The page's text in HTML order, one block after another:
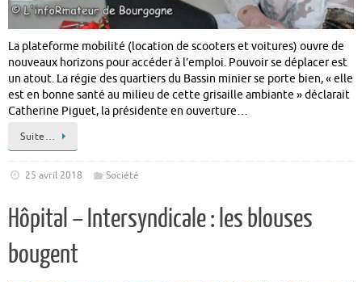
La plateforme mobilité (location de scooters et voitures) ouvre de
nouveaux horizons pour accéder à l’emploi. Pouvoir se déplacer est
un atout. La régie des quartiers du Bassin minier se porte bien, « elle
est en bonne santé au milieu de cette grisaille ambiante » déclarait
Catherine Piguet, la présidente en ouverture…
Suite…
25 avril 2018 Société
Hôpital – Intersyndicale : les blouses
bougent